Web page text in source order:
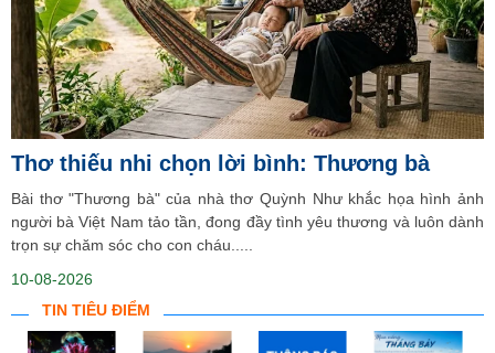
Thơ thiếu nhi chọn lời bình: Thương bà
Bài thơ "Thương bà" của nhà thơ Quỳnh Như khắc họa hình ảnh
người bà Việt Nam tảo tần, đong đầy tình yêu thương và luôn dành
trọn sự chăm sóc cho con cháu.....
10-08-2026
TIN TIÊU ĐIỂM